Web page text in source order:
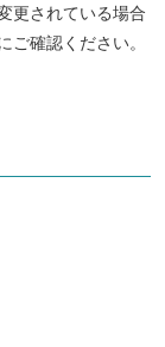
更されている場合
確認ください。